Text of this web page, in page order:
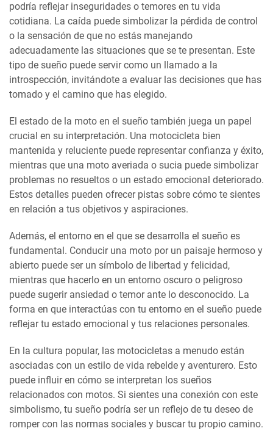
podría reflejar inseguridades o temores en tu vida
cotidiana. La caída puede simbolizar la pérdida de control
o la sensación de que no estás manejando
adecuadamente las situaciones que se te presentan. Este
tipo de sueño puede servir como un llamado a la
introspección, invitándote a evaluar las decisiones que has
tomado y el camino que has elegido.
El estado de la moto en el sueño también juega un papel
crucial en su interpretación. Una motocicleta bien
mantenida y reluciente puede representar confianza y éxito,
mientras que una moto averiada o sucia puede simbolizar
problemas no resueltos o un estado emocional deteriorado.
Estos detalles pueden ofrecer pistas sobre cómo te sientes
en relación a tus objetivos y aspiraciones.
Además, el entorno en el que se desarrolla el sueño es
fundamental. Conducir una moto por un paisaje hermoso y
abierto puede ser un símbolo de libertad y felicidad,
mientras que hacerlo en un entorno oscuro o peligroso
puede sugerir ansiedad o temor ante lo desconocido. La
forma en que interactúas con tu entorno en el sueño puede
reflejar tu estado emocional y tus relaciones personales.
En la cultura popular, las motocicletas a menudo están
asociadas con un estilo de vida rebelde y aventurero. Esto
puede influir en cómo se interpretan los sueños
relacionados con motos. Si sientes una conexión con este
simbolismo, tu sueño podría ser un reflejo de tu deseo de
romper con las normas sociales y buscar tu propio camino.